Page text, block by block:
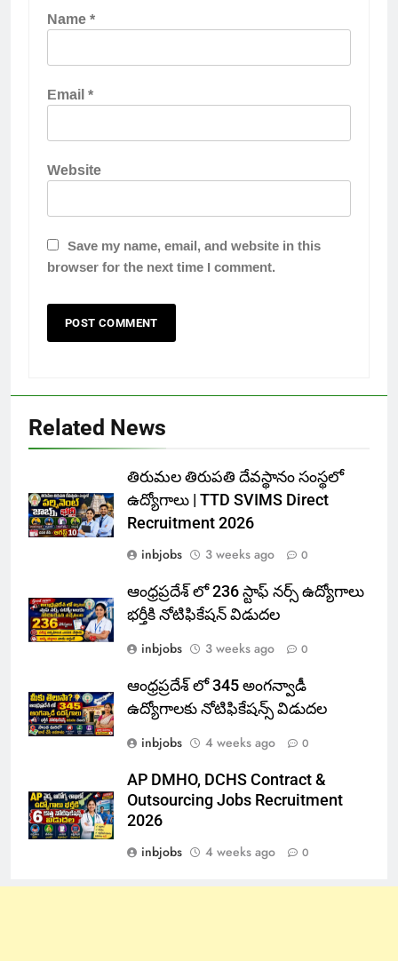
Name*
Email*
Website
Save my name, email, and website in this
browser for the next time I comment.
Related News
తిరుమల తిరుపతి దేవస్థానం సంస్థలో
ఉద్యోగాలు | TTD SVIMS Direct
Recruitment 2026
inbjobs
3 weeks ago 0
ఆంధ్రప్రదేశ్ లో 236 స్టాఫ్ నర్స్ ఉద్యోగాలు
భర్తీకి నోటిఫికేషన్ విడుదల
inbjobs
3 weeks ago 0
ఆంధ్రప్రదేశ్ లో 345 అంగన్వాడీ
ఉద్యోగాలకు నోటిఫికేషన్స్ విడుదల
inbjobs
4 weeks ago 0
AP DMHO, DCHS Contract &
Outsourcing Jobs Recruitment
2026
inbjobs
4 weeks ago 0